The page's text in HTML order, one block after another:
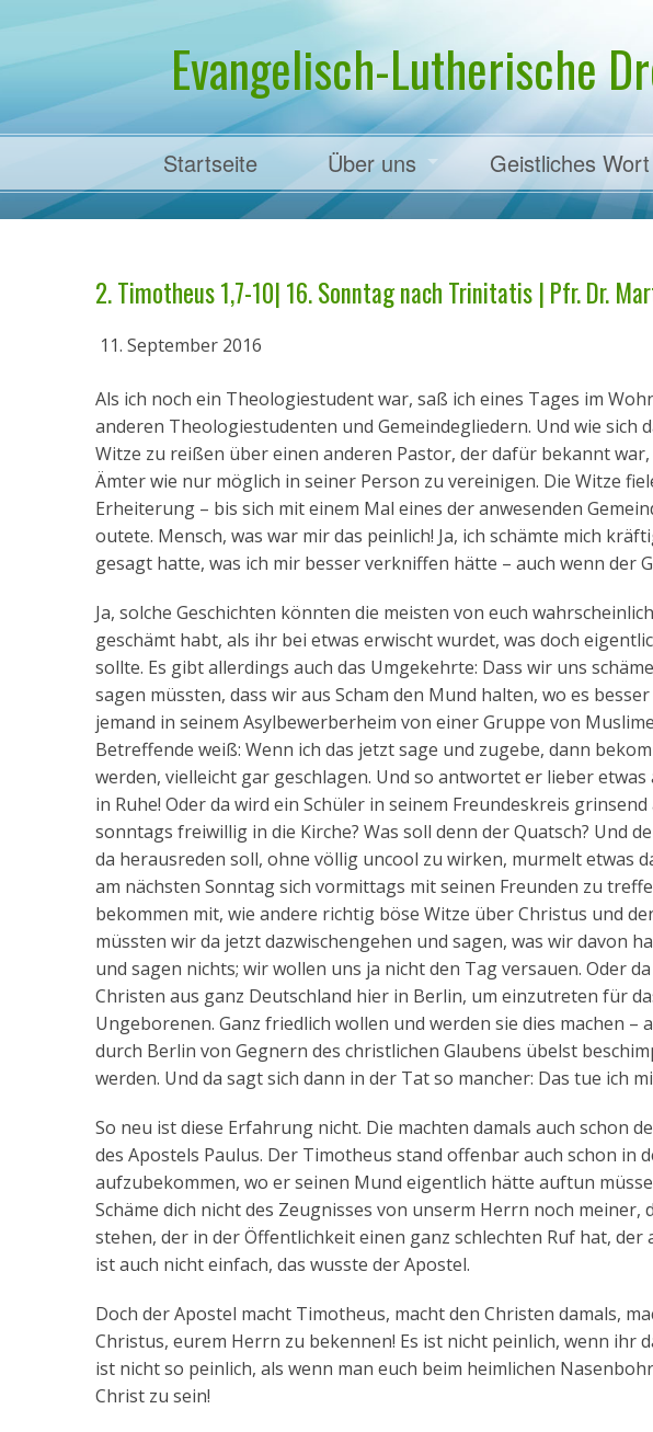
Evangelisch-Lutherische
Startseite
Über uns
Pfarrer Dr. Martens
Geistliches Wort
2. Timotheus 1,7-10| 16. Sonntag nach Trinitatis | Pfr. Dr.
11. September 2016
Als ich noch ein Theologiestudent war, saß ich eines Tages im
anderen Theologiestudenten und Gemeindegliedern. Und wie sich
Witze zu reißen über einen anderen Pastor, der dafür bekannt
Ämter wie nur möglich in seiner Person zu vereinigen. Die Witze
Erheiterung – bis sich mit einem Mal eines der anwesenden
outete. Mensch, was war mir das peinlich! Ja, ich schämte mich
gesagt hatte, was ich mir besser verkniffen hätte – auch wenn der
Ja, solche Geschichten könnten die meisten von euch
geschämt habt, als ihr bei etwas erwischt wurdet, was doch
sollte. Es gibt allerdings auch das Umgekehrte: Dass wir uns
sagen müssten, dass wir aus Scham den Mund halten, wo es
jemand in seinem Asylbewerberheim von einer Gruppe von
Betreffende weiß: Wenn ich das jetzt sage und zugebe, dann
werden, vielleicht gar geschlagen. Und so antwortet er lieber etwas
in Ruhe! Oder da wird ein Schüler in seinem Freundeskreis
sonntags freiwillig in die Kirche? Was soll denn der Quatsch? Und
da herausreden soll, ohne völlig uncool zu wirken, murmelt etwas
am nächsten Sonntag sich vormittags mit seinen Freunden zu
bekommen mit, wie andere richtig böse Witze über Christus und
müssten wir da jetzt dazwischengehen und sagen, was wir davon
und sagen nichts; wir wollen uns ja nicht den Tag versauen. Oder
Christen aus ganz Deutschland hier in Berlin, um einzutreten für
Ungeborenen. Ganz friedlich wollen und werden sie dies machen
durch Berlin von Gegnern des christlichen Glaubens übelst
werden. Und da sagt sich dann in der Tat so mancher: Das tue ich
So neu ist diese Erfahrung nicht. Die machten damals auch schon
des Apostels Paulus. Der Timotheus stand offenbar auch schon in
aufzubekommen, wo er seinen Mund eigentlich hätte auftun
Schäme dich nicht des Zeugnisses von unserm Herrn noch meiner,
stehen, der in der Öffentlichkeit einen ganz schlechten Ruf hat,
ist auch nicht einfach, das wusste der Apostel.
Doch der Apostel macht Timotheus, macht den Christen damals,
Christus, eurem Herrn zu bekennen! Es ist nicht peinlich, wenn ihr
ist nicht so peinlich, als wenn man euch beim heimlichen
Christ zu sein!